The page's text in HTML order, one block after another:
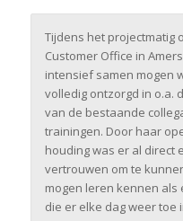
Tijdens het projectmatig
Customer Office in
intensief samen mogen
volledig ontzorgd in o.a.
van de bestaande
trainingen. Door haar
houding was er al direct
vertrouwen om te
mogen leren kennen
die er elke dag weer toe